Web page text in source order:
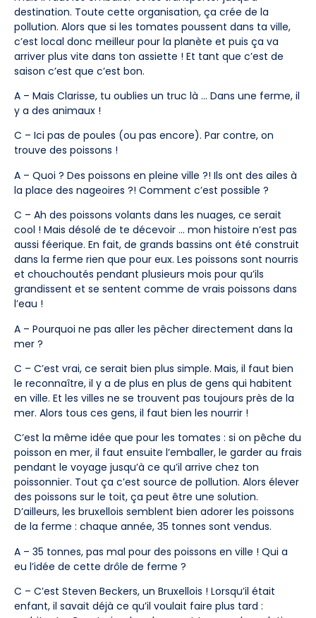
destination. Toute cette organisation, ça crée de la
pollution. Alors que si les tomates poussent dans ta ville,
c’est local donc meilleur pour la planète et puis ça va
arriver plus vite dans ton assiette ! Et tant que c’est de
saison c’est que c’est bon.
A – Mais Clarisse, tu oublies un truc là … Dans une ferme, il
y a des animaux !
C – Ici pas de poules (ou pas encore). Par contre, on
trouve des poissons !
A – Quoi ? Des poissons en pleine ville ?! Ils ont des ailes à
la place des nageoires ?! Comment c’est possible ?
C – Ah des poissons volants dans les nuages, ce serait
cool ! Mais désolé de te décevoir … mon histoire n’est pas
aussi féerique. En fait, de grands bassins ont été construit
dans la ferme rien que pour eux. Les poissons sont nourris
et chouchoutés pendant plusieurs mois pour qu’ils
grandissent et se sentent comme de vrais poissons dans
l’eau !
A – Pourquoi ne pas aller les pêcher directement dans la
mer ?
C – C’est vrai, ce serait bien plus simple. Mais, il faut bien
le reconnaître, il y a de plus en plus de gens qui habitent
en ville. Et les villes ne se trouvent pas toujours près de la
mer. Alors tous ces gens, il faut bien les nourrir !
C’est la même idée que pour les tomates : si on pêche du
poisson en mer, il faut ensuite l’emballer, le garder au frais
pendant le voyage jusqu’à ce qu’il arrive chez ton
poissonnier. Tout ça c’est source de pollution. Alors élever
des poissons sur le toit, ça peut être une solution.
D’ailleurs, les bruxellois semblent bien adorer les poissons
de la ferme : chaque année, 35 tonnes sont vendus.
A – 35 tonnes, pas mal pour des poissons en ville ! Qui a
eu l’idée de cette drôle de ferme ?
C – C’est Steven Beckers, un Bruxellois ! Lorsqu’il était
enfant, il savait déjà ce qu’il voulait faire plus tard :